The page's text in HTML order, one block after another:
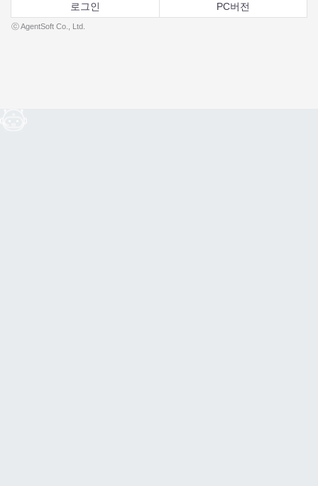
로그인 PC버전
ⓒ AgentSoft Co., Ltd.